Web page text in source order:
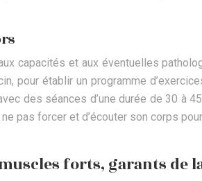
capacités et aux éventuelles
pour établir un programme
des séances d’une durée de 30 à
pas forcer et d’écouter son corps
forts, garants de